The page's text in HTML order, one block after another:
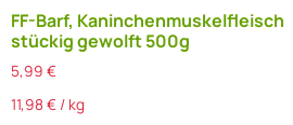
FF-Barf, Kaninchenmuskelfleisch
stückig gewolft 500g
5,99 €
11,98 € / kg